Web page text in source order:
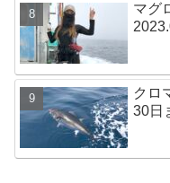
マグ
クロ
30日